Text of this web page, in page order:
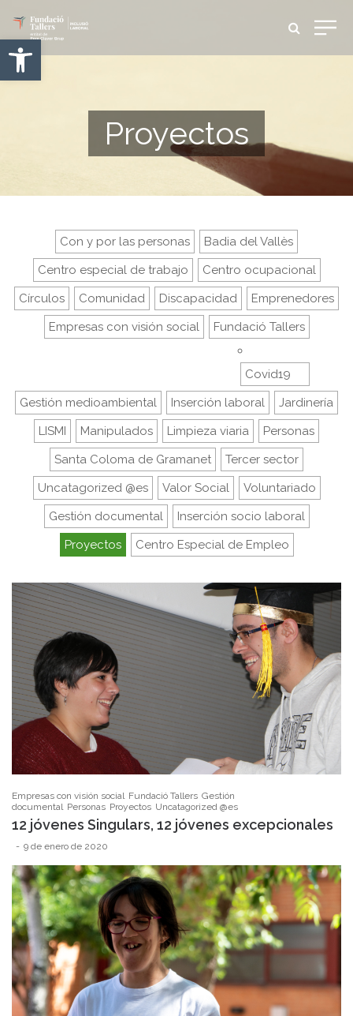
Abrir barra de herramientas
Proyectos
Con y por las personas
Badia del Vallès
Centro especial de trabajo
Centro ocupacional
Círculos
Comunidad Discapacidad
Emprenedores
Empresas con visión social
Fundació Tallers
Covid19
Gestión medioambiental
Inserción laboral
Jardinería
LISMI
Manipulados Limpieza viaria
Personas
Santa Coloma de Gramanet
Tercer sector
Uncatagorized @es
Valor Social
Voluntariado
Gestión documental
Inserción socio laboral
Proyectos
Centro Especial de Empleo
Empresas con visión social Fundació Tallers Gestión
documental Personas Proyectos Uncatagorized @es
12 jóvenes Singulars, 12 jóvenes excepcionales
9 de enero de 2020